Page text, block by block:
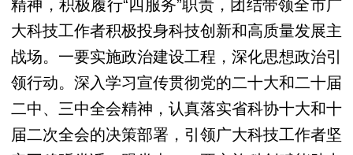
大科技工作者积极投身科技创新和高质量发展主
战场。一要实施政治建设工程，深化思想政治引
领行动。深入学习宣传贯彻党的二十大和二十届
二中、三中全会精神，认真落实省科协十大和十
届二次全会的决策部署，引领广大科技工作者坚